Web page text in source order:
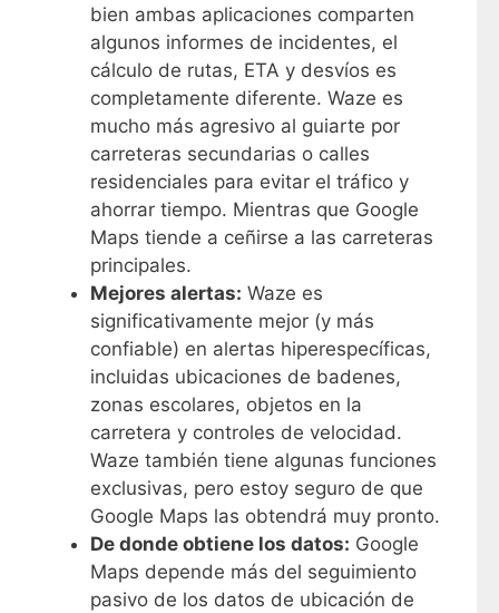
bien ambas aplicaciones comparten
algunos informes de incidentes, el
cálculo de rutas, ETA y desvíos es
completamente diferente. Waze es
mucho más agresivo al guiarte por
carreteras secundarias o calles
residenciales para evitar el tráfico y
ahorrar tiempo. Mientras que Google
Maps tiende a ceñirse a las carreteras
principales.
Mejores alertas: Waze es
significativamente mejor (y más
confiable) en alertas hiperespecíficas,
incluidas ubicaciones de badenes,
zonas escolares, objetos en la
carretera y controles de velocidad.
Waze también tiene algunas funciones
exclusivas, pero estoy seguro de que
Google Maps las obtendrá muy pronto.
De donde obtiene los datos: Google
Maps depende más del seguimiento
pasivo de los datos de ubicación de